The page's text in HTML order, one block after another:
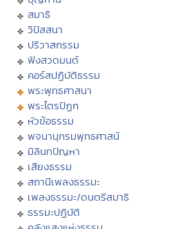
สมาธิ
วิปัสสนา
ปริวาสกรรม
ฟังสวดมนต์
คอร์สปฏิบัติธรรม
พระพุทธศาสนา
พระไตรปิฏก
หัวข้อธรรม
พจนานุกรมพุทธศาสน์
มิลินทปัญหา
เสียงธรรม
สถานีเพลงธรรมะ
เพลงธรรมะ/ดนตรีสมาธิ
ธรรมะปฏิบัติ